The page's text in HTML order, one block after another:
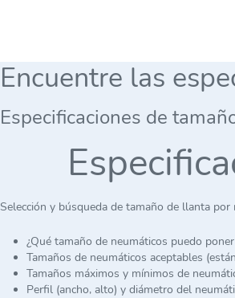
Encuentre las
Especificaciones de
Selección y búsqueda de tamaño de llanta
¿Qué tamaño de neumáticos puedo
Tamaños de neumáticos aceptables
Tamaños máximos y mínimos de
Perfil (ancho, alto) y diámetro del